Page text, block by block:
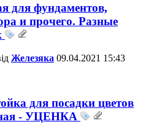
для фундаментов,
и прочего. Разные
Железяка 09.04.2021 15:43
для посадки цветов
- УЦЕНКА